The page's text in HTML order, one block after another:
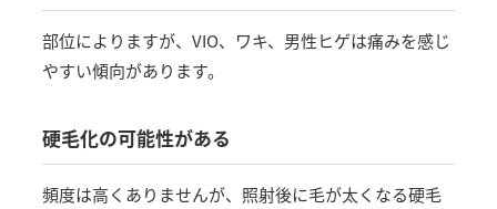
部位によりますが、VIO、ワキ、男性ヒゲは痛みを感じ
やすい傾向があります。
硬毛化の可能性がある
頻度は高くありませんが、照射後に毛が太くなる硬毛